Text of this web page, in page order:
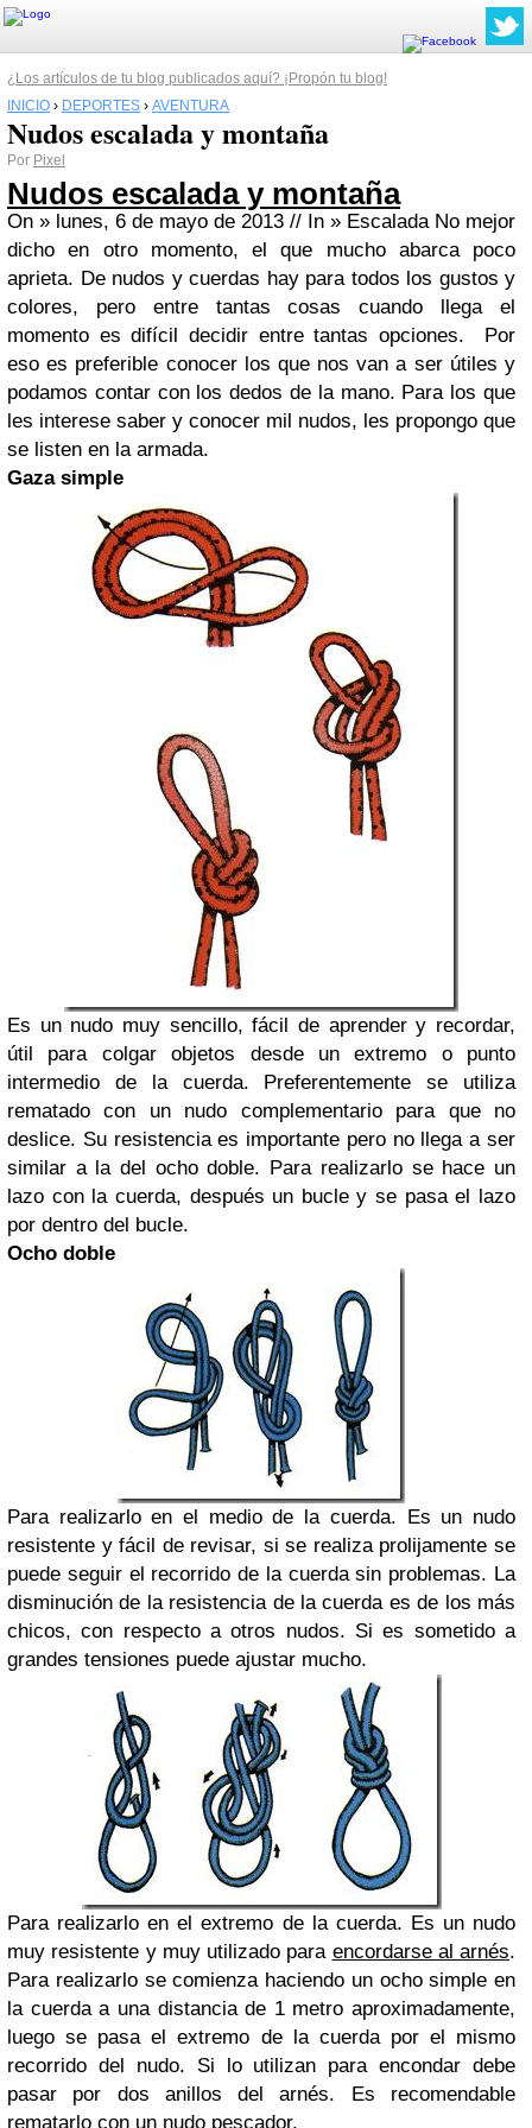
¿Los artículos de tu blog publicados aquí? ¡Propón tu blog!
INICIO › DEPORTES › AVENTURA
Nudos escalada y montaña
Por Pixel
Nudos escalada y montaña
On » lunes, 6 de mayo de 2013 // In » Escalada No mejor
dicho en otro momento, el que mucho abarca poco
aprieta. De nudos y cuerdas hay para todos los gustos y
colores, pero entre tantas cosas cuando llega el
momento es difícil decidir entre tantas opciones. Por
eso es preferible conocer los que nos van a ser útiles y
podamos contar con los dedos de la mano. Para los que
les interese saber y conocer mil nudos, les propongo que
se listen en la armada.
Gazasimple
Es un nudo muy sencillo, fácil de aprender y recordar,
útil para colgar objetos desde un extremo o punto
intermedio de la cuerda. Preferentemente se utiliza
rematado con un nudo complementario para que no
deslice. Su resistencia es importante pero no llega a ser
similar a la del ocho doble. Para realizarlo se hace un
lazo con la cuerda, después un bucle y se pasa el lazo
por dentro del bucle.
Ocho doble
Para realizarlo en el medio de la cuerda. Es un nudo
resistente y fácil de revisar, si se realiza prolijamente se
puede seguir el recorrido de la cuerda sin problemas. La
disminución de la resistencia de la cuerda es de los más
chicos, con respecto a otros nudos. Si es sometido a
grandes tensiones puede ajustar mucho.
Para realizarlo en el extremo de la cuerda. Es un nudo
muy resistente y muy utilizado para encordarse al arnés.
Para realizarlo se comienza haciendo un ocho simple en
la cuerda a una distancia de 1 metro aproximadamente,
luego se pasa el extremo de la cuerda por el mismo
recorrido del nudo. Si lo utilizan para encondar debe
pasar por dos anillos del arnés. Es recomendable
rematarlo con un nudo pescador.